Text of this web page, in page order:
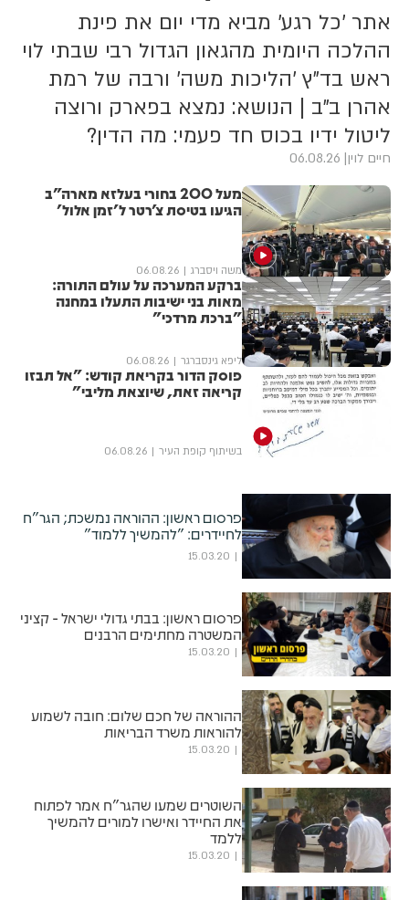
אתר 'כל רגע' מביא מדי יום את פינת
ההלכה היומית מהגאון הגדול רבי שבתי לוי
ראש בד"ץ 'הליכות משה' ורבה של רמת
אהרן ב"ב | הנושא: נמצא בפארק ורוצה
ליטול ידיו בכוס חד פעמי: מה הדין?
חיים לוין 06.08.26
מעל 200 בחורי בעלזא מארה"ב
הגיעו בטיסת צ'רטר ל'זמן אלול'
משה ויסברג 06.08.26
ברקע המערכה על עולם התורה:
מאות בני ישיבות התעלו במחנה
"ברכת מרדכי"
ליפא גינסברגר 06.08.26
פוסק הדור בקריאת קודש: "אל תבזו
קריאה זאת, שיוצאת מליבי"
בשיתוף קופת העיר 06.08.26
פרסום ראשון: ההוראה נמשכת; הגר"ח
לחיידרים: "להמשיך ללמוד"
15.03.20
פרסום ראשון: בבתי גדולי ישראל - קציני
המשטרה מחתימים הרבנים
15.03.20
ההוראה של חכם שלום: חובה לשמוע
להוראות משרד הבריאות
15.03.20
השוטרים שמעו שהגר"ח אמר לפתוח
את החיידר ואישרו למורים להמשיך
ללמד
15.03.20